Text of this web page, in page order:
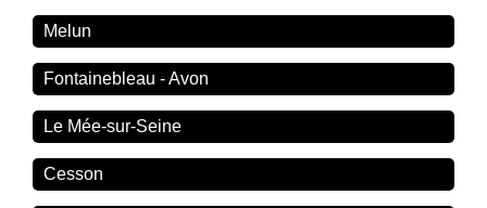
Melun
Fontainebleau - Avon
Le Mée-sur-Seine
Cesson